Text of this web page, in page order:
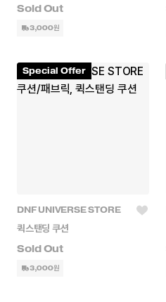
3,000원
Special Offer
DNF UNIVERSE STORE
퀵스탠딩 쿠션
3,000원